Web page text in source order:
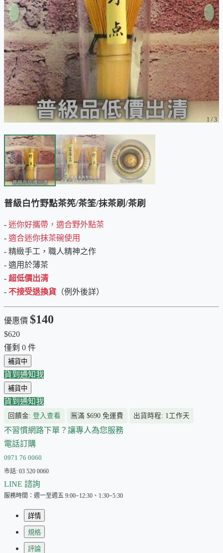
1 /3
普級白竹野點茶筅/茶筌/抹茶刷/茶刷
- 迷你好攜帶，適合野外點茶
- 適合迷你抹茶碗使用
- 精緻手工，職人精神之作
- 適用於薄茶
- 超低價出清
- 不接受退換貨 （例外後詳）
優惠價 $140
$620
僅剩 0 件
補貨中
貨到通知我
補貨中
貨到通知我
回饋金: 登入查看 🈚滿 $690 免運費 出貨時程: 1工作天
不習慣網路下單？讓專人為您服務
電話訂購
0971 76 0060
市話: 03 520 0060
LINE 諮詢
服務時間：週一至週五 9:00~12:30、1:30~5:30
詳情
規格
評論